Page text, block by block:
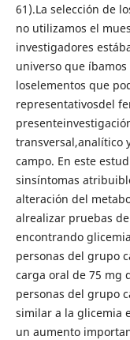
61).La selección de
no utilizamos el
investigadores
universo que
loselementos que
representativosdel
transversal,analítico
campo. En este
sinsíntomas
alteración del
alrealizar pruebas
encontrando
personas del grupo
carga oral de 75 mg
personas del grupo
similar a la glicemia
un aumento